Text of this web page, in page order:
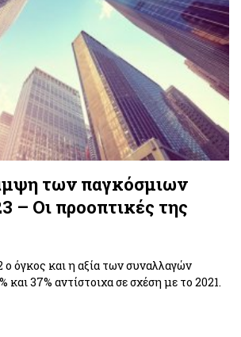
των παγκόσμιων
– Οι προοπτικές της
ο όγκος και η αξία των συναλλαγών
και 37% αντίστοιχα σε σχέση με το 2021.